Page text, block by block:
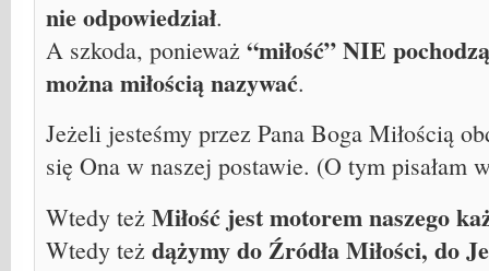
nie odpowiedział.
A szkoda, ponieważ “miłość” NIE
można miłością nazywać.
Jeżeli jesteśmy przez Pana Boga Miłością
się Ona w naszej postawie. (O tym pisałam
Wtedy też Miłość jest motorem naszego
Wtedy też dążymy do Źródła Miłości, do